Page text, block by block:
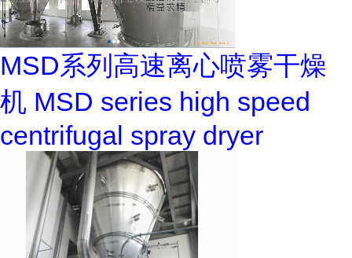
MSD系列高速离心喷雾干燥
机 MSD series high speed
centrifugal spray dryer